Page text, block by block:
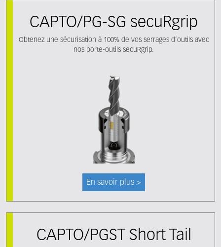
CAPTO/PG-SG secuRgrip
Obtenez une sécurisation à 100% de vos serrages d’outils avec
nos porte-outils secuRgrip.
En savoir plus >
CAPTO/PGST Short Tail